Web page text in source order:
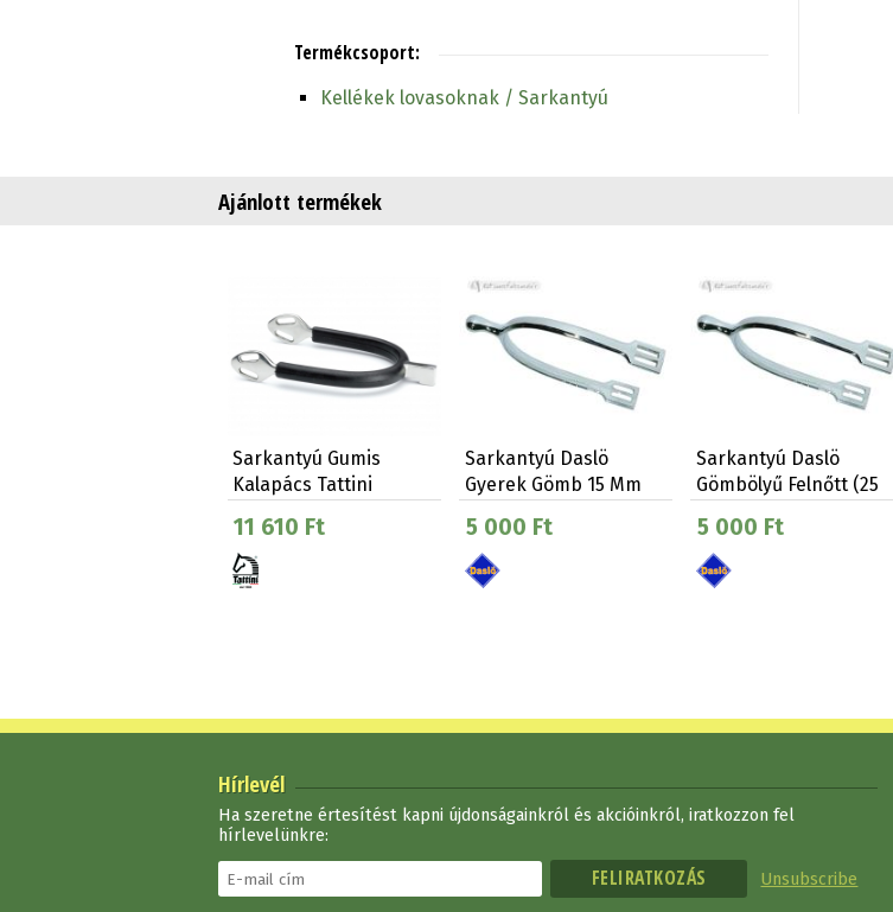
Termékcsoport:
Kellékek lovasoknak / Sarkantyú
Ajánlott termékek
Sarkantyú Gumis
Kalapács Tattini
11 610 Ft
Sarkantyú Daslö
Gyerek Gömb 15 Mm
5 000 Ft
Sarkantyú Daslö
Gömbölyű Felnőtt (25
5 000 Ft
Hírlevél
Ha szeretne értesítést kapni újdonságainkról és akcióinkról, iratkozzon fel
hírlevelünkre:
Unsubscribe